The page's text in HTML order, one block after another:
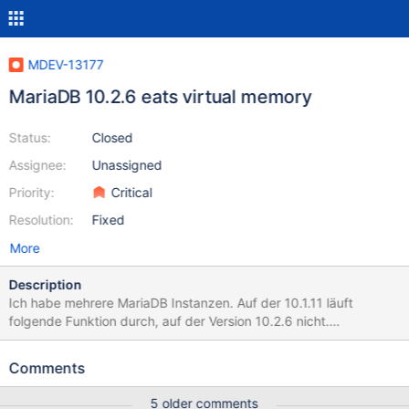
MDEV-13177
MariaDB 10.2.6 eats virtual memory
Status:
Assignee:
Priority:
Resolution:
Closed
Unassigned
Critical
Fixed
More
Description
Ich habe mehrere MariaDB Instanzen. Auf der 10.1.11 läuft
folgende Funktion durch, auf der Version 10.2.6 nicht.
Fehlermeldung: SQL Fehler (5) nicht genügend Speicher. Ich rufe
eingebettet in einem INPUT Statement, welches ich hier
Comments
5 older comments